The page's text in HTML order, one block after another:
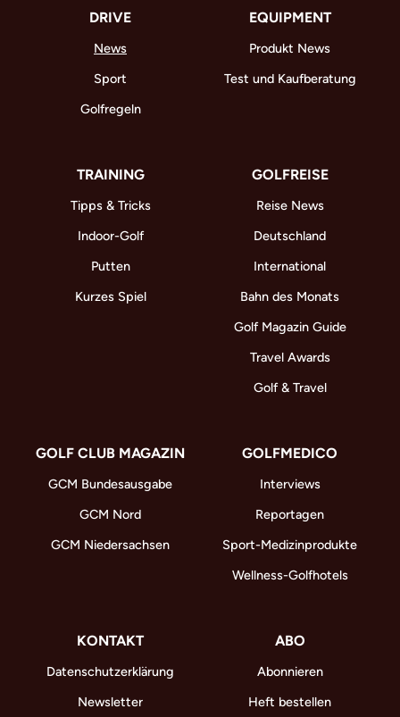
DRIVE
News
Sport
Golfregeln
EQUIPMENT
Produkt News
Test und Kaufberatung
TRAINING
Tipps & Tricks
Indoor-Golf
Putten
Kurzes Spiel
GOLFREISE
Reise News
Deutschland
International
Bahn des Monats
Golf Magazin Guide
Travel Awards
Golf & Travel
GOLF CLUB MAGAZIN
GCM Bundesausgabe
GCM Nord
GCM Niedersachsen
GOLFMEDICO
Interviews
Reportagen
Sport-Medizinprodukte
Wellness-Golfhotels
KONTAKT
Datenschutzerklärung
Newsletter
ABO
Abonnieren
Heft bestellen